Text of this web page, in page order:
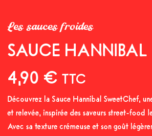
Les sauces froides
SAUCE HANNIBAL
4,90 € TTC
Découvrez la Sauce Hannibal SweetChef,
et relevée, inspirée des saveurs street-food
Avec sa texture crémeuse et son goût